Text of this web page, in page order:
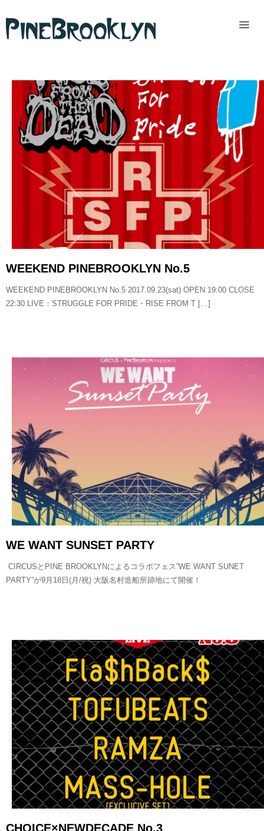
READ MORE
WEEKEND PINEBROOKLYN No.5
WEEKEND PINEBROOKLYN No.5 2017.09.23(sat) OPEN 19:00 CLOSE
22:30 LIVE：STRUGGLE FOR PRIDE・RISE FROM T […]
WE WANT SUNSET PARTY
CIRCUSとPINE BROOKLYNによるコラボフェス”WE WANT SUNET
PARTY”が9月18日(月/祝) 大阪名村造船所跡地にて開催！
READ MORE
CHOICE×NEWDECADE No.3
Home
access